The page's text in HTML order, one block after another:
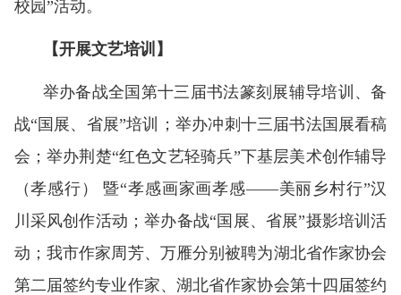
校园”活动。
【开展文艺培训】
举办备战全国第十三届书法篆刻展辅导培训、备
战“国展、省展”培训；举办冲刺十三届书法国展看稿
会；举办荆楚“红色文艺轻骑兵”下基层美术创作辅导
（孝感行） 暨“孝感画家画孝感——美丽乡村行”汉
川采风创作活动；举办备战“国展、省展”摄影培训活
动；我市作家周芳、万雁分别被聘为湖北省作家协会
第二届签约专业作家、湖北省作家协会第十四届签约